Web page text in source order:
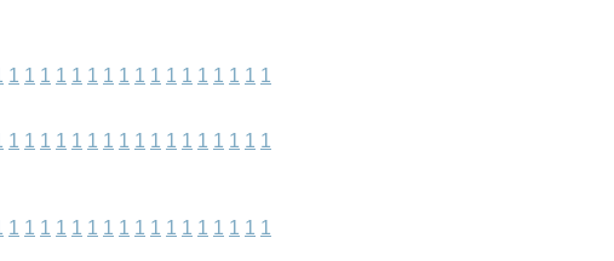
1 1 1 1 1 1 1 1 1 1 1 1 1 1 1 1 1
1 1 1 1 1 1 1 1 1 1 1 1 1 1 1 1 1
1 1 1 1 1 1 1 1 1 1 1 1 1 1 1 1 1